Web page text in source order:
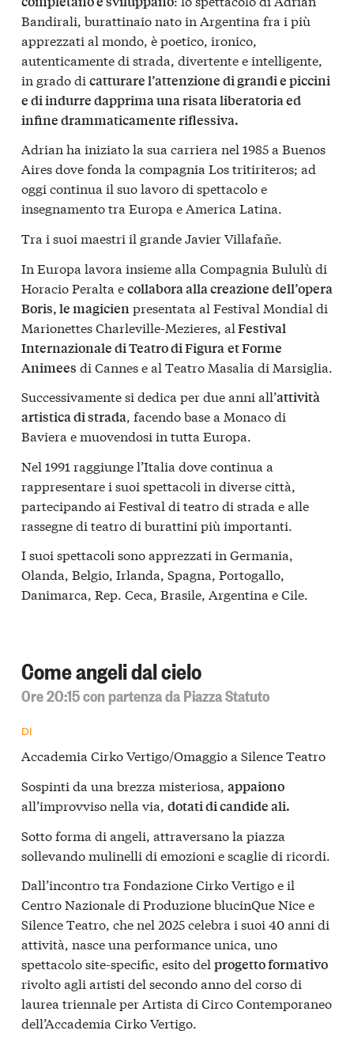
Bandirali, burattinaio nato in Argentina fra i più
apprezzati al mondo, è poetico, ironico,
autenticamente di strada, divertente e intelligente,
in grado di catturare l’attenzione di grandi e piccini
e di indurre dapprima una risata liberatoria ed
infine drammaticamente riflessiva.
Adrian ha iniziato la sua carriera nel 1985 a Buenos
Aires dove fonda la compagnia Los tritiriteros; ad
oggi continua il suo lavoro di spettacolo e
insegnamento tra Europa e America Latina.
Tra i suoi maestri il grande Javier Villafañe.
In Europa lavora insieme alla Compagnia Bululù di
Horacio Peralta ecollabora alla creazione dell’opera
Boris, le magicienpresentata al Festival Mondial di
Marionettes Charleville-Mezieres, alFestival
Internazionale di Teatro di Figuraet Forme
Animees di Cannes e al Teatro Masalia di Marsiglia.
Successivamente si dedica per due anni all’attività
artistica di strada, facendo base a Monaco di
Baviera e muovendosi in tutta Europa.
Nel 1991 raggiunge l’Italia dove continua a
rappresentare i suoi spettacoli in diverse città,
partecipando ai Festival di teatro di strada e alle
rassegne di teatro di burattini più importanti.
I suoi spettacoli sono apprezzati in Germania,
Olanda, Belgio, Irlanda, Spagna, Portogallo,
Danimarca, Rep. Ceca, Brasile, Argentina e Cile.
Come angeli dal cielo
Ore 20:15 con partenza da Piazza Statuto
DI
Accademia Cirko Vertigo/Omaggio a Silence Teatro
Sospinti da una brezza misteriosa, appaiono
all’improvviso nella via, dotati di candide ali.
Sotto forma di angeli, attraversano la piazza
sollevando mulinelli di emozioni e scaglie di ricordi.
Dall’incontro tra Fondazione Cirko Vertigo e il
Centro Nazionale di Produzione blucinQue Nice e
Silence Teatro, che nel 2025 celebra i suoi 40 anni di
attività, nasce una performance unica, uno
spettacolo site-specific, esito del progetto formativo
rivolto agli artisti del secondo anno del corso di
laurea triennale per Artista di Circo Contemporaneo
dell’Accademia Cirko Vertigo.